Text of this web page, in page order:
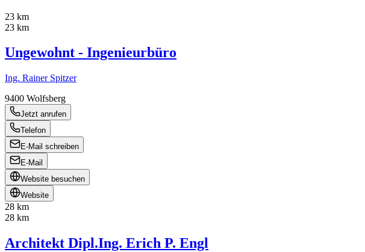
23 km
23 km
Ungewohnt - Ingenieurbüro
Ing. Rainer Spitzer
9400 Wolfsberg
Jetzt anrufen
Telefon
E-Mail schreiben
E-Mail
Website besuchen
Website
28 km
28 km
Architekt Dipl.Ing. Erich P. Engl